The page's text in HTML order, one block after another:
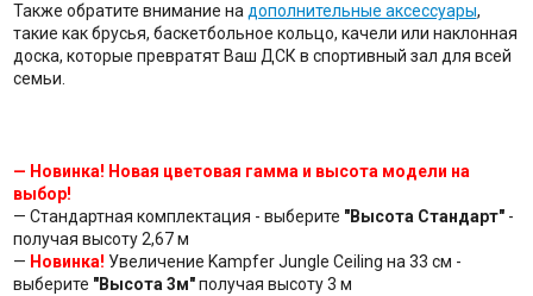
Также обратите внимание на дополнительные аксессуары,
такие как брусья, баскетбольное кольцо, качели или наклонная
доска, которые превратят Ваш ДСК в спортивный зал для всей
семьи.
— Новинка! Новая цветовая гамма и высота модели на
выбор!
— Стандартная комплектация - выберите "Высота Стандарт"-
получая высоту 2,67 м
— Новинка! Увеличение Kampfer Jungle Ceiling на 33 cм -
выберите "Высота 3м"получая высоту 3 м